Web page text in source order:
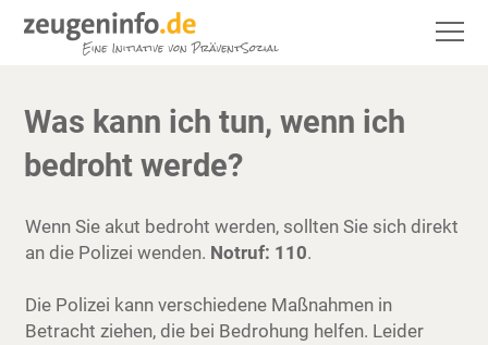
Was kann ich tun, wenn ich
bedroht werde?
Wenn Sie akut bedroht werden, sollten Sie sich direkt
an die Polizei wenden. Notruf: 110.
Die Polizei kann verschiedene Maßnahmen in
Betracht ziehen, die bei Bedrohung helfen. Leider